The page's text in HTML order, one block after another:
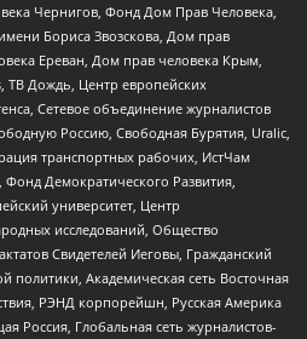
Чернигов, Фонд Дом Прав Человека,
Бориса Звозскова, Дом прав
Ереван, Дом прав человека Крым,
ТВ Дождь, Центр европейских
Сетевое объединение журналистов
Россию, Свободная Бурятия, Uralic,
транспортных рабочих, ИстЧам
Демократического Развития,
университет, Центр
исследований, Общество
Свидетелей Иеговы, Гражданский
политики, Академическая сеть Восточная
РЭНД корпорейшн, Русская Америка
Россия, Глобальная сеть журналистов-